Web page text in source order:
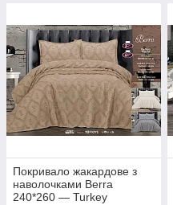
Покривало жакардове з
наволочками Berra
240*260 — Turkey